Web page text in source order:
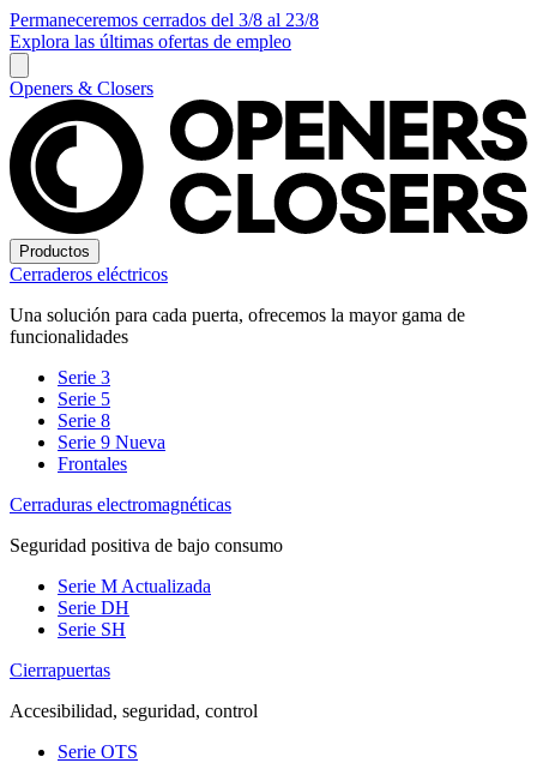
Permaneceremos cerrados del 3/8 al 23/8
Explora las últimas ofertas de empleo
Openers & Closers
Productos
Cerraderos eléctricos
Una solución para cada puerta, ofrecemos la mayor gama de
funcionalidades
Serie 3
Serie 5
Serie 8
Serie 9 Nueva
Frontales
Cerraduras electromagnéticas
Seguridad positiva de bajo consumo
Serie M Actualizada
Serie DH
Serie SH
Cierrapuertas
Accesibilidad, seguridad, control
Serie OTS